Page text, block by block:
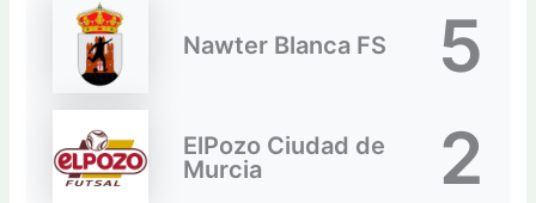
Nawter Blanca FS 5
ElPozo Ciudad de
Murcia
2